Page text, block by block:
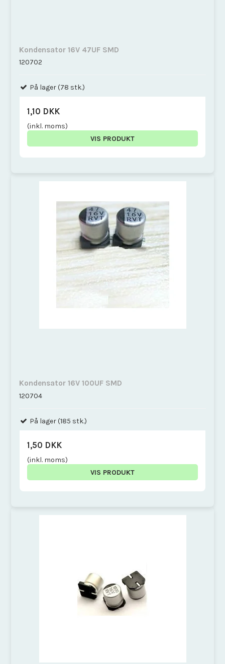
Kondensator 16V 47UF SMD
120702
På lager (78 stk.)
1,10 DKK
(inkl. moms)
VIS PRODUKT
Kondensator 16V 100UF SMD
120704
På lager (185 stk.)
1,50 DKK
(inkl. moms)
VIS PRODUKT